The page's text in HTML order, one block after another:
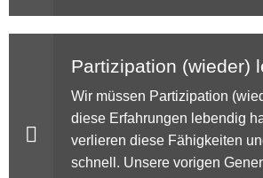
Partizipation (wieder)
Wir müssen Partizipation
diese Erfahrungen lebendig
verlieren diese Fähigkeiten
schnell. Unsere vorigen